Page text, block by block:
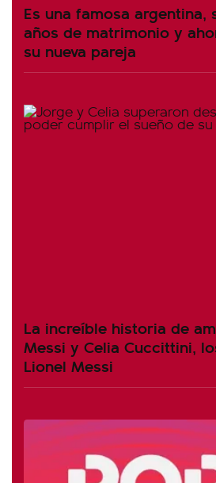
Es una famosa argentina,
años de matrimonio y
su nueva pareja
La increíble historia de
Messi y Celia Cuccittini,
Lionel Messi